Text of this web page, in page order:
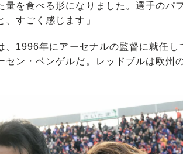
を食べる形になりました。選手のパ
すごく感じます」
1996年にアーセナルの監督に就任し
ン・ベンゲルだ。レッドブルは欧州